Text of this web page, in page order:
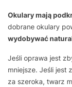
Okulary mają
dobrane okulary
wydobywać
Jeśli oprawa jest
mniejsze. Jeśli jest
za szeroka, twarz